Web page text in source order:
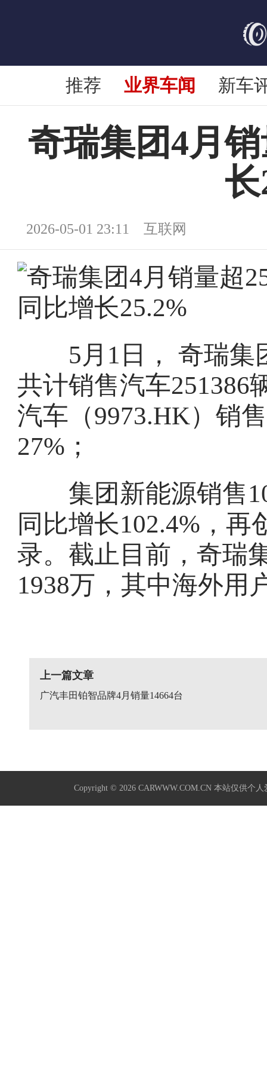
推荐 业界车闻 新车
奇瑞集团4月
2026-05-01 23:11 互联网
5月1日， 奇瑞集
共计销售汽车251386
汽车（9973.HK）销
27%；
集团新能源销售
同比增长102.4%，
录。截止目前，奇瑞
1938万，其中海外用
上一篇文章
广汽丰田铂智品牌4月销量14664台
Copyright © 2026 CARWWW.COM.CN本站仅供个人